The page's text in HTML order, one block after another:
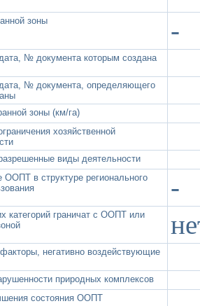
зоны -
№ документа которым создана
№ документа, определяющего
зоны (км/га)
хозяйственной
виды деятельности
ООПТ в структуре регионального
-
категорий граничат с ООПТ или
негативно воздействующие
природных комплексов
состояния ООПТ